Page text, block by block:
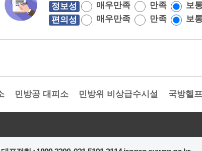
정보성 매우만족 만족 보
편의성
매우만족 만족 보
민방공 대피소 민방위 비상급수시설 국방헬프